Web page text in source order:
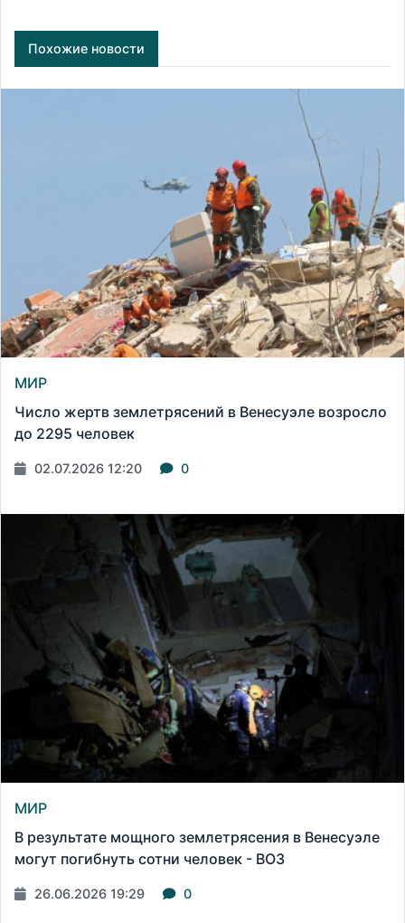
Похожие новости
МИР
Число жертв землетрясений в Венесуэле возросло
до 2295 человек
02.07.2026 12:20 0
МИР
В результате мощного землетрясения в Венесуэле
могут погибнуть сотни человек - ВОЗ
26.06.2026 19:29 0